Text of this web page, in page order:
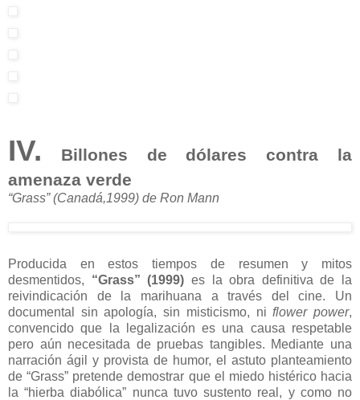
IV. Billones de dólares contra la
amenaza verde
“Grass” (Canadá,1999) de Ron Mann
Producida en estos tiempos de resumen y mitos
desmentidos, “Grass” (1999) es la obra definitiva de la
reivindicación de la marihuana a través del cine. Un
documental sin apología, sin misticismo, niflower power,
convencido que la legalización es una causa respetable
pero aún necesitada de pruebas tangibles. Mediante una
narración ágil y provista de humor, el astuto planteamiento
de “Grass” pretende demostrar que el miedo histérico hacia
la “hierba diabólica” nunca tuvo sustento real, y como no